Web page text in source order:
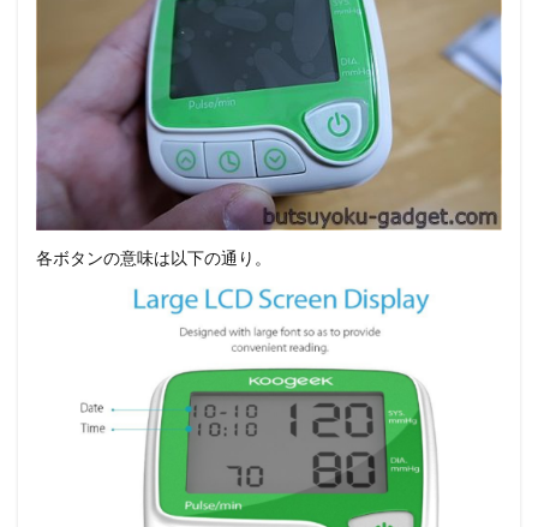
各ボタンの意味は以下の通り。